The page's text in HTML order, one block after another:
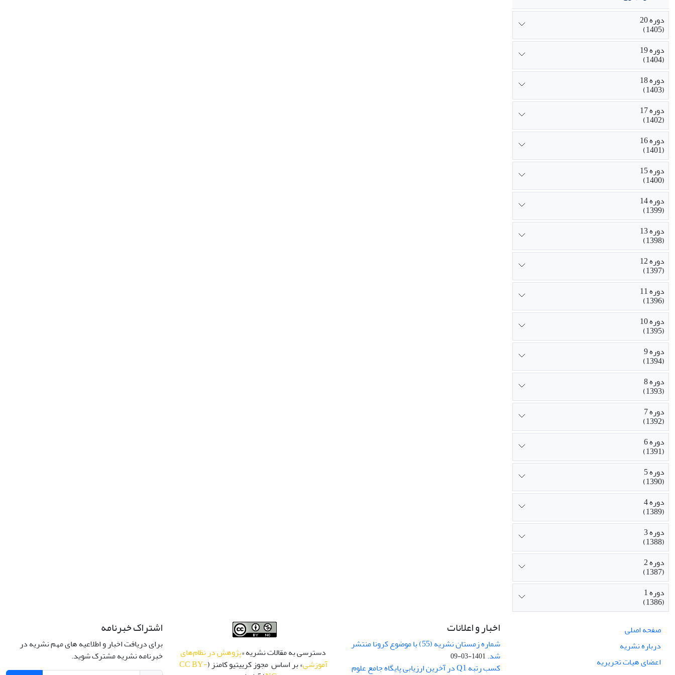
دوره 20
(1405)
دوره 19
(1404)
دوره 18
(1403)
دوره 17
(1402)
دوره 16
(1401)
دوره 15
(1400)
دوره 14
(1399)
دوره 13
(1398)
دوره 12
(1397)
دوره 11
(1396)
دوره 10
(1395)
دوره 9
(1394)
دوره 8
(1393)
دوره 7
(1392)
دوره 6
(1391)
دوره 5
(1390)
دوره 4
(1389)
دوره 3
(1388)
دوره 2
(1387)
دوره 1
(1386)
صفحه اصلی
درباره نشریه
اعضای هیات تحریریه
اخبار و اعلانات
شماره زمستان نشریه (55) با موضوع کرونا منتشر
شد.1401-03-09
کسب رتبه Q1 در آخرین ارزیابی پایگاه جامع علوم
دسترسی به مقالات نشریه «پژوهش در نظام‌های
آموزشی» بر اساس مجوز کرییتیو کامنز (CC BY-
اشتراک خبرنامه
برای دریافت اخبار و اطلاعیه های مهم نشریه در
خبرنامه نشریه مشترک شوید.